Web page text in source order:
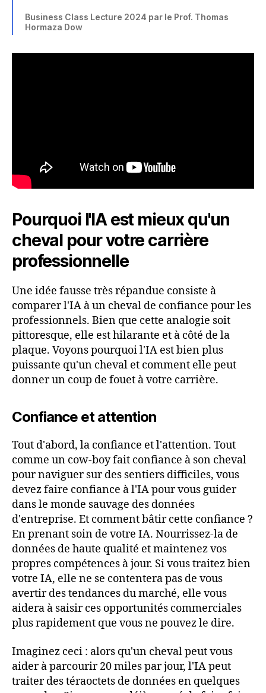
Business Class Lecture 2024 par le Prof. Thomas
Hormaza Dow
Pourquoi l'IA est mieux qu'un
cheval pour votre carrière
professionnelle
Une idée fausse très répandue consiste à
comparer l'IA à un cheval de confiance pour les
professionnels. Bien que cette analogie soit
pittoresque, elle est hilarante et à côté de la
plaque. Voyons pourquoi l'IA est bien plus
puissante qu'un cheval et comment elle peut
donner un coup de fouet à votre carrière.
Confiance et attention
Tout d'abord, la confiance et l'attention. Tout
comme un cow-boy fait confiance à son cheval
pour naviguer sur des sentiers difficiles, vous
devez faire confiance à l'IA pour vous guider
dans le monde sauvage des données
d'entreprise. Et comment bâtir cette confiance ?
En prenant soin de votre IA. Nourrissez-la de
données de haute qualité et maintenez vos
propres compétences à jour. Si vous traitez bien
votre IA, elle ne se contentera pas de vous
avertir des tendances du marché, elle vous
aidera à saisir ces opportunités commerciales
plus rapidement que vous ne pouvez le dire.
Imaginez ceci : alors qu'un cheval peut vous
aider à parcourir 20 miles par jour, l'IA peut
traiter des téraoctets de données en quelques